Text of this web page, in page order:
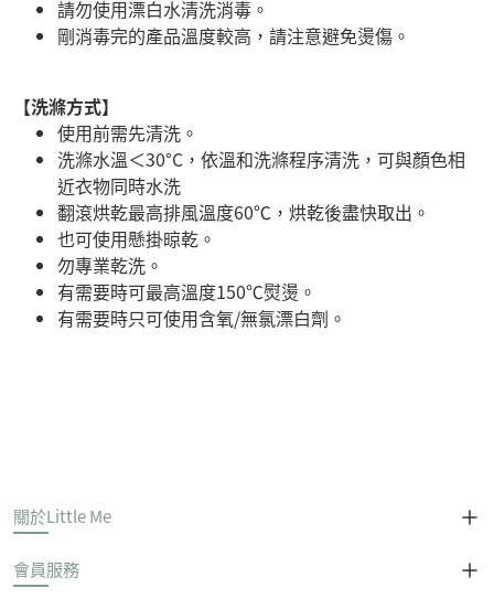
請勿使用漂白水清洗消毒。
剛消毒完的產品溫度較高，請注意避免燙傷。
【洗滌方式】
使用前需先清洗。
洗滌水溫＜30°C，依溫和洗滌程序清洗，可與顏色相
近衣物同時水洗
翻滾烘乾最高排風溫度60℃，烘乾後盡快取出。
也可使用懸掛晾乾。
勿專業乾洗。
有需要時可最高溫度150℃熨燙。
有需要時只可使用含氧/無氯漂白劑。
關於Little Me
會員服務